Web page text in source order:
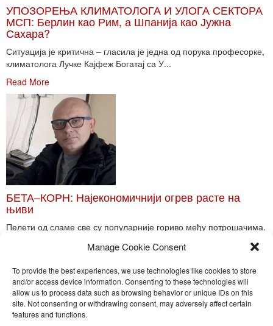
Manage Cookie Consent
To provide the best experiences, we use technologies like cookies to store
and/or access device information. Consenting to these technologies will
allow us to process data such as browsing behavior or unique IDs on this
site. Not consenting or withdrawing consent, may adversely affect certain
features and functions.
УПОЗОРЕЊА КЛИМАТОЛОГА И УЛОГА СЕКТОРА
МСП: Берлин као Рим, а Шпанија као Јужна
Сахара?
Ситуација је критична – гласила је једна од порука професорке,
климатолога Лучке Кајфеж Богатај са У...
Read More
БЕТА–КОРН: Најекономичнији огрев расте на
њиви
Пелети од сламе све су популарније гориво међу потрошачима.
Toggle